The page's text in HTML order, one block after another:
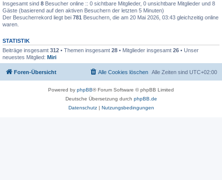
Insgesamt sind 8 Besucher online :: 0 sichtbare Mitglieder, 0 unsichtbare Mitglieder und 8
Gäste (basierend auf den aktiven Besuchern der letzten 5 Minuten)
Der Besucherrekord liegt bei 781 Besuchern, die am 20 Mai 2026, 03:43 gleichzeitig online
waren.
STATISTIK
Beiträge insgesamt 312 • Themen insgesamt 28 • Mitglieder insgesamt 26 • Unser
neuestes Mitglied: Miri
Foren-Übersicht Alle Zeiten sind UTC+02:00
Alle Cookies löschen
Powered by phpBB® Forum Software © phpBB Limited
Deutsche Übersetzung durch phpBB.de
Datenschutz| Nutzungsbedingungen